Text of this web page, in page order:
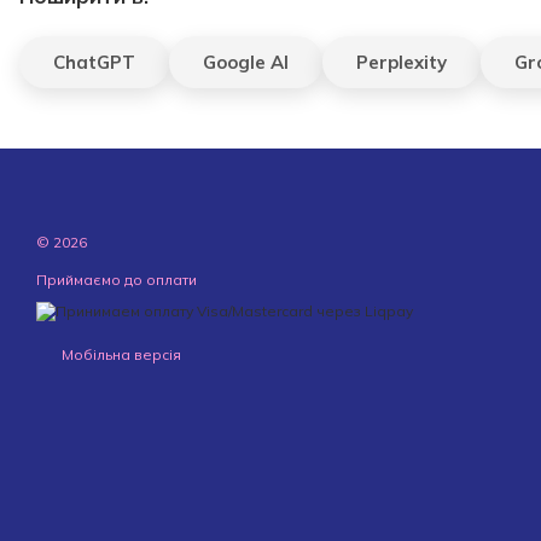
ChatGPT Google AI Perplexity
© 2026
Приймаємо до оплати
Мобільна версія